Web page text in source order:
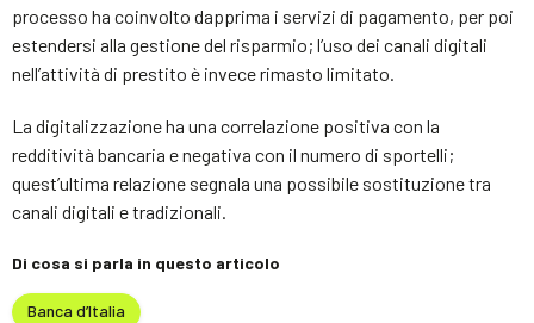
processo ha coinvolto dapprima i servizi di pagamento, per poi
estendersi alla gestione del risparmio; l’uso dei canali digitali
nell’attività di prestito è invece rimasto limitato.
La digitalizzazione ha una correlazione positiva con la
redditività bancaria e negativa con il numero di sportelli;
quest’ultima relazione segnala una possibile sostituzione tra
canali digitali e tradizionali.
Di cosa si parla in questo articolo
Banca d’Italia